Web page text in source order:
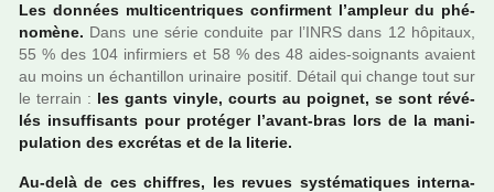
Les don­nées mul­ti­cen­tri­ques confir­ment l’ampleur du phé­
no­mène. Dans une série conduite par l’INRS dans 12 hôpi­taux,
55 % des 104 infir­miers et 58 % des 48 aides-soi­gnants avaient
au moins un échantillon uri­naire posi­tif. Détail qui change tout sur
le ter­rain : les gants vinyle, courts au poi­gnet, se sont révé­
lés insuf­fi­sants pour pro­té­ger l’avant-bras lors de la mani­
pu­la­tion des excré­tas et de la lite­rie.
Au-delà de ces chif­fres, les revues sys­té­ma­ti­ques inter­na­